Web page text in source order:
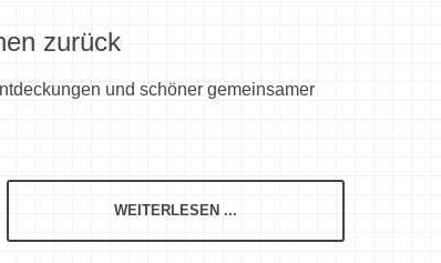
zurück
und schöner gemeinsamer
WEITERLESEN ...